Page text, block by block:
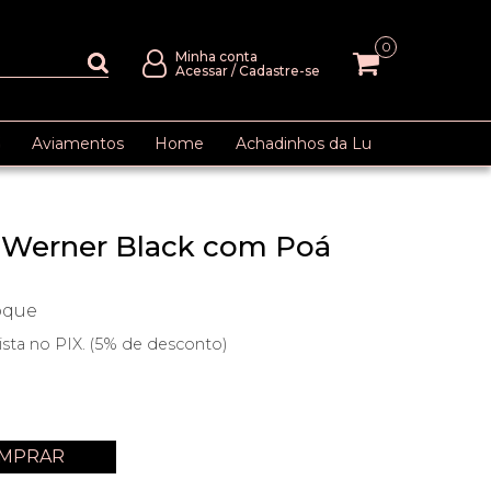
Minha conta
Acessar / Cadastre-se
0
Aviamentos Home Achadinhos da Lu
Black com Poá
no PIX. (5% de desconto)